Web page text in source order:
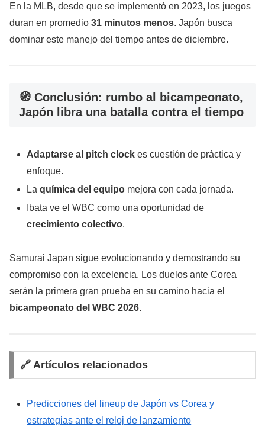
En la MLB, desde que se implementó en 2023, los juegos
duran en promedio 31 minutos menos. Japón busca
dominar este manejo del tiempo antes de diciembre.
🧭 Conclusión: rumbo al bicampeonato,
Japón libra una batalla contra el tiempo
Adaptarse al pitch clock es cuestión de práctica y
enfoque.
Laquímica del equipo mejora con cada jornada.
Ibata ve el WBC como una oportunidad de
crecimiento colectivo.
Samurai Japan sigue evolucionando y demostrando su
compromiso con la excelencia. Los duelos ante Corea
serán la primera gran prueba en su camino hacia el
bicampeonato del WBC 2026.
🔗 Artículos relacionados
Predicciones del lineup de Japón vs Corea y
estrategias ante el reloj de lanzamiento